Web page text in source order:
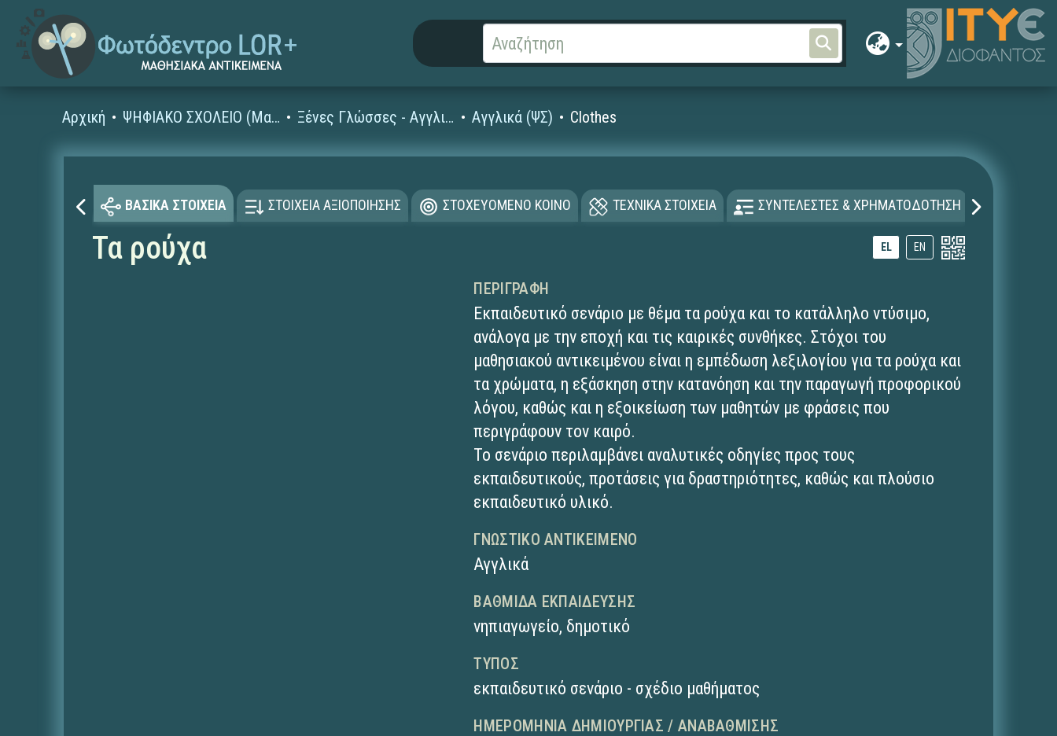
Αρχική ΨΗΦΙΑΚΟ ΣΧΟΛΕΙΟ (Μαθησιακά Αντικείμενα) Ξένες Γλώσσες - Αγγλικά Αγγλικά (ΨΣ) Clothes
ΒΑΣΙΚΑ ΣΤΟΙΧΕΙΑ ΣΤΟΙΧΕΙΑ ΑΞΙΟΠΟΙΗΣΗΣ ΣΤΟΧΕΥΟΜΕΝΟ ΚΟΙΝΟ ΤΕΧΝΙΚΑ ΣΤΟΙΧΕΙΑ ΣΥΝΤΕΛΕΣΤΕΣ & ΧΡΗΜΑΤΟΔΟΤΗΣΗ
Τα ρούχα EL EN
ΠΕΡΙΓΡΑΦΉ
Εκπαιδευτικό σενάριο με θέμα τα ρούχα και το κατάλληλο ντύσιμο,
ανάλογα με την εποχή και τις καιρικές συνθήκες. Στόχοι του
μαθησιακού αντικειμένου είναι η εμπέδωση λεξιλογίου για τα ρούχα και
τα χρώματα, η εξάσκηση στην κατανόηση και την παραγωγή προφορικού
λόγου, καθώς και η εξοικείωση των μαθητών με φράσεις που
περιγράφουν τον καιρό.
Το σενάριο περιλαμβάνει αναλυτικές οδηγίες προς τους
εκπαιδευτικούς, προτάσεις για δραστηριότητες, καθώς και πλούσιο
εκπαιδευτικό υλικό.
ΓΝΩΣΤΙΚΌ ΑΝΤΙΚΕΊΜΕΝΟ
Αγγλικά
ΒΑΘΜΊΔΑ ΕΚΠΑΊΔΕΥΣΗΣ
νηπιαγωγείο, δημοτικό
ΤΎΠΟΣ
εκπαιδευτικό σενάριο - σχέδιο μαθήματος
ΗΜΕΡΟΜΗΝΊΑ ΔΗΜΙΟΥΡΓΊΑΣ / ΑΝΑΒΆΘΜΙΣΗΣ